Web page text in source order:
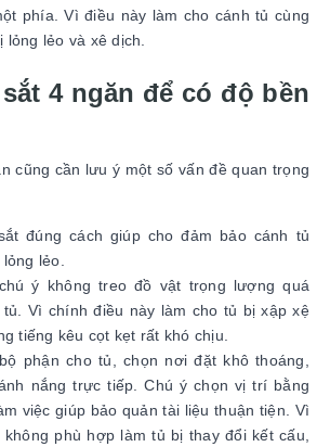
phía. Vì điều này làm cho cánh tủ cùng
lẻo và xê dịch.
4 ngăn để có độ bền
cũng cần lưu ý một số vấn đề quan trọng
đúng cách giúp cho đảm bảo cánh tủ
lẻo.
ý không treo đồ vật trọng lượng quá
Vì chính điều này làm cho tủ bị xập xệ
tiếng kêu cọt kẹt rất khó chịu.
phận cho tủ, chọn nơi đặt khô thoáng,
nắng trực tiếp. Chú ý chọn vị trí bằng
việc giúp bảo quản tài liệu thuận tiện. Vì
phù hợp làm tủ bị thay đổi kết cấu,